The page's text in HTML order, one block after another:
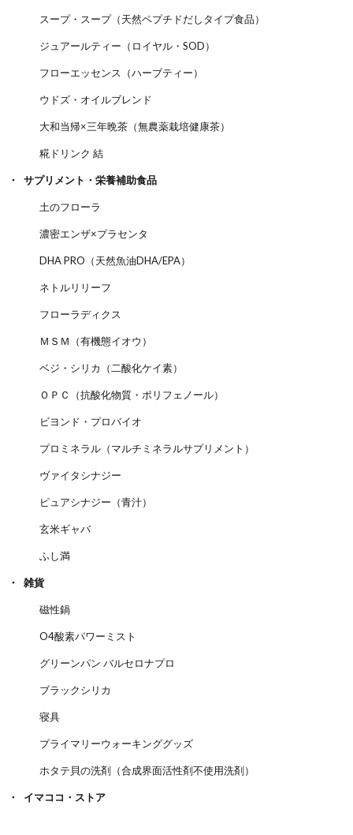
スープ・スープ（天然ペプチドだしタイプ食品）
ジュアールティー（ロイヤル・SOD）
フローエッセンス（ハーブティー）
ウドズ・オイルブレンド
大和当帰×三年晩茶（無農薬栽培健康茶）
糀ドリンク 結
サプリメント・栄養補助食品
土のフローラ
濃密エンザ×プラセンタ
DHA PRO（天然魚油DHA/EPA）
ネトルリリーフ
フローラディクス
ＭＳＭ（有機態イオウ）
ベジ・シリカ（二酸化ケイ素）
ＯＰＣ（抗酸化物質・ポリフェノール）
ビヨンド・プロバイオ
プロミネラル（マルチミネラルサプリメント）
ヴァイタシナジー
ピュアシナジー（青汁）
玄米ギャバ
ふし満
雑貨
磁性鍋
O4酸素パワーミスト
グリーンパン バルセロナプロ
ブラックシリカ
寝具
プライマリーウォーキンググッズ
ホタテ貝の洗剤（合成界面活性剤不使用洗剤）
イマココ・ストア